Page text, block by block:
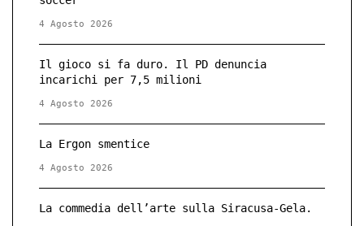
4 Agosto 2026
Il gioco si fa duro. Il PD denuncia
incarichi per 7,5 milioni
4 Agosto 2026
La Ergon smentice
4 Agosto 2026
La commedia dell’arte sulla Siracusa-Gela.